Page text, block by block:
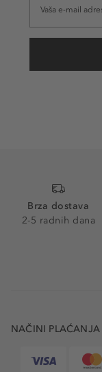
Brza dostava
2-5 radnih dana
NAČINI PLAĆANJA